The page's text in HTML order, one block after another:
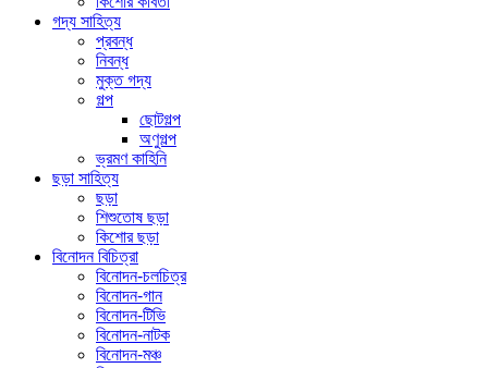
গদ্য সাহিত্য
প্রবন্ধ
নিবন্ধ
মুক্ত গদ্য
গল্প
ছোটগল্প
অণুগল্প
ভ্রমণ কাহিনি
ছড়া সাহিত্য
ছড়া
শিশুতোষ ছড়া
কিশোর ছড়া
বিনোদন বিচিত্রা
বিনোদন-চলচিত্র
বিনোদন-গান
বিনোদন-টিভি
বিনোদন-নাটক
বিনোদন-মঞ্চ